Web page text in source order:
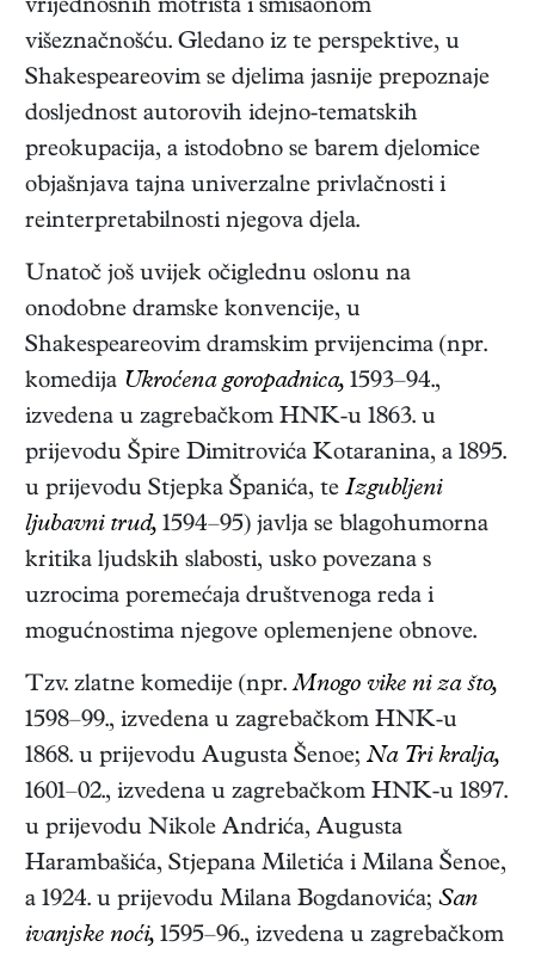
vrijednosnih motrišta i smisaonom
višeznačnošću. Gledano iz te perspektive, u
Shakespeareovim se djelima jasnije prepoznaje
dosljednost autorovih idejno-tematskih
preokupacija, a istodobno se barem djelomice
objašnjava tajna univerzalne privlačnosti i
reinterpretabilnosti njegova djela.
Unatoč još uvijek očiglednu oslonu na
onodobne dramske konvencije, u
Shakespeareovim dramskim prvijencima (npr.
komedija Ukroćena goropadnica, 1593–94.,
izvedena u zagrebačkom HNK-u 1863. u
prijevodu Špire Dimitrovića Kotaranina, a 1895.
u prijevodu Stjepka Španića, te Izgubljeni
ljubavni trud, 1594–95) javlja se blagohumorna
kritika ljudskih slabosti, usko povezana s
uzrocima poremećaja društvenoga reda i
mogućnostima njegove oplemenjene obnove.
Tzv. zlatne komedije (npr.Mnogo vike ni za što,
1598–99., izvedena u zagrebačkom HNK-u
1868. u prijevodu Augusta Šenoe; Na Tri kralja,
1601–02., izvedena u zagrebačkom HNK-u 1897.
u prijevodu Nikole Andrića, Augusta
Harambašića, Stjepana Miletića i Milana Šenoe,
a 1924. u prijevodu Milana Bogdanovića; San
ivanjske noći, 1595–96., izvedena u zagrebačkom